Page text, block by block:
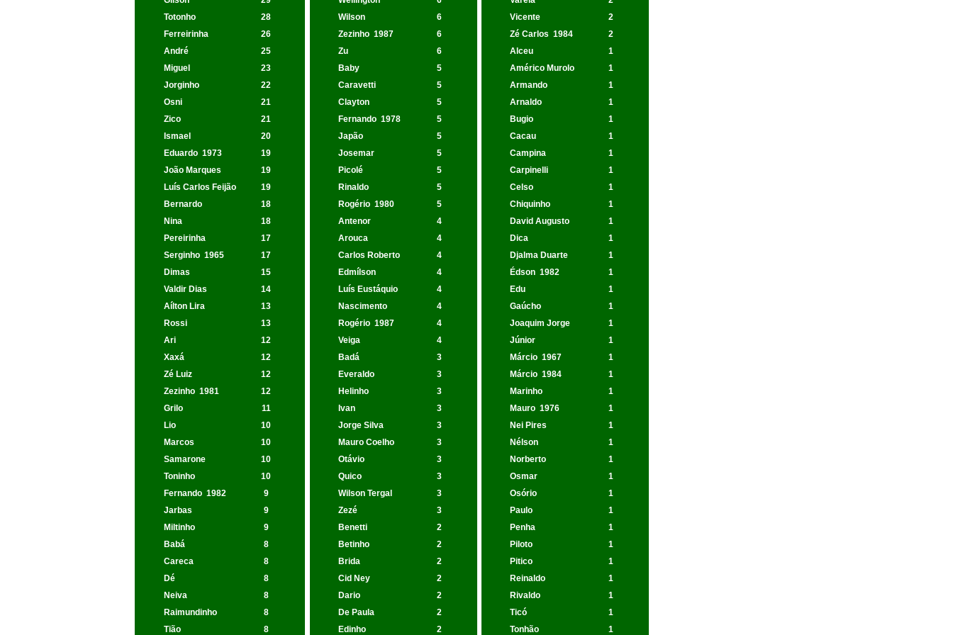
Totonho
28 Wilson 6 Vicente
2
Ferreirinha
26 Zezinho 1987 6 Zé Carlos 1984
2
André
25 Zu 6 Alceu
1
Miguel
23 Baby 5 Américo Murolo
1
Jorginho
22 Caravetti 5 Armando
1
Osni
21 Clayton 5 Arnaldo
1
Zico
21 Fernando 1978 5 Bugio
1
Ismael
20 Japão 5 Cacau
1
Eduardo 1973 19 Josemar 5 Campina
1
João Marques
19 Picolé 5 Carpinelli
1
Luís Carlos Feijão
19 Rinaldo 5 Celso
1
Bernardo
18 Rogério 1980 5 Chiquinho
1
Nina
18 Antenor 4 David Augusto
1
Pereirinha
17 Arouca 4 Dica
1
Serginho 1965 17 Carlos Roberto 4 Djalma Duarte
1
Dimas
15 Edmílson 4 Édson 1982
1
Valdir Dias
14 Luís Eustáquio 4 Edu
1
Aílton Lira
13 Nascimento 4 Gaúcho
1
Rossi
13 Rogério 1987 4 Joaquim Jorge
1
Ari
12 Veiga 4 Júnior
1
Xaxá
12 Badá 3 Márcio 1967
1
Zé Luiz
12 Everaldo 3 Márcio 1984
1
Zezinho 1981 12 Helinho 3 Marinho
1
Grilo
11 Ivan 3 Mauro 1976
1
Lio
10 Jorge Silva 3 Nei Pires
1
Marcos
10 Mauro Coelho 3 Nélson
1
Samarone
10 Otávio 3 Norberto
1
Toninho
10 Quico 3 Osmar
1
Fernando 1982 9 Wilson Tergal 3 Osório
1
Jarbas
9 Zezé 3 Paulo
1
Miltinho
9 Benetti 2 Penha
1
Babá
8 Betinho 2 Piloto
1
Careca
8 Brida 2 Pitico
1
Dé
8 Cid Ney 2 Reinaldo
1
Neiva
8 Dario 2 Rivaldo
1
Raimundinho
8 De Paula 2 Ticó
1
Tião
8 Edinho 2 Tonhão 1